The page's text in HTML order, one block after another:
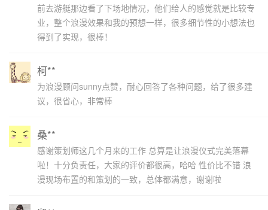
前去游艇那边看了下场地情况，他们给人的感觉就是比较专
业，整个浪漫效果和我的预想一样，很多细节性的小想法也
得到了实现，很棒！
柯**
为浪漫顾问sunny点赞，耐心回答了各种问题，给了很多建
议，很省心，非常棒
桑**
感谢策划师这几个月来的工作 总算是让浪漫仪式完美落幕
啦！十分负责任，大家的评价都很高，哈哈 性价比不错 浪
漫现场布置的和策划的一致，总体都满意，谢谢啦